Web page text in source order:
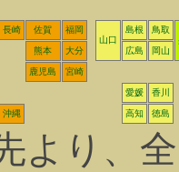
長崎 佐賀
福岡
山口
島根
鳥取
熊本
大分 広島 岡山
鹿児島 宮崎
愛媛 香川
沖縄 高知 徳島
より、